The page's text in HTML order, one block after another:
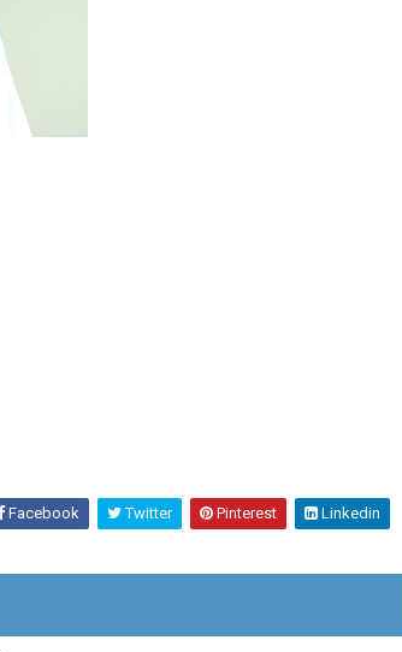
Facebook Twitter Pinterest Linkedin